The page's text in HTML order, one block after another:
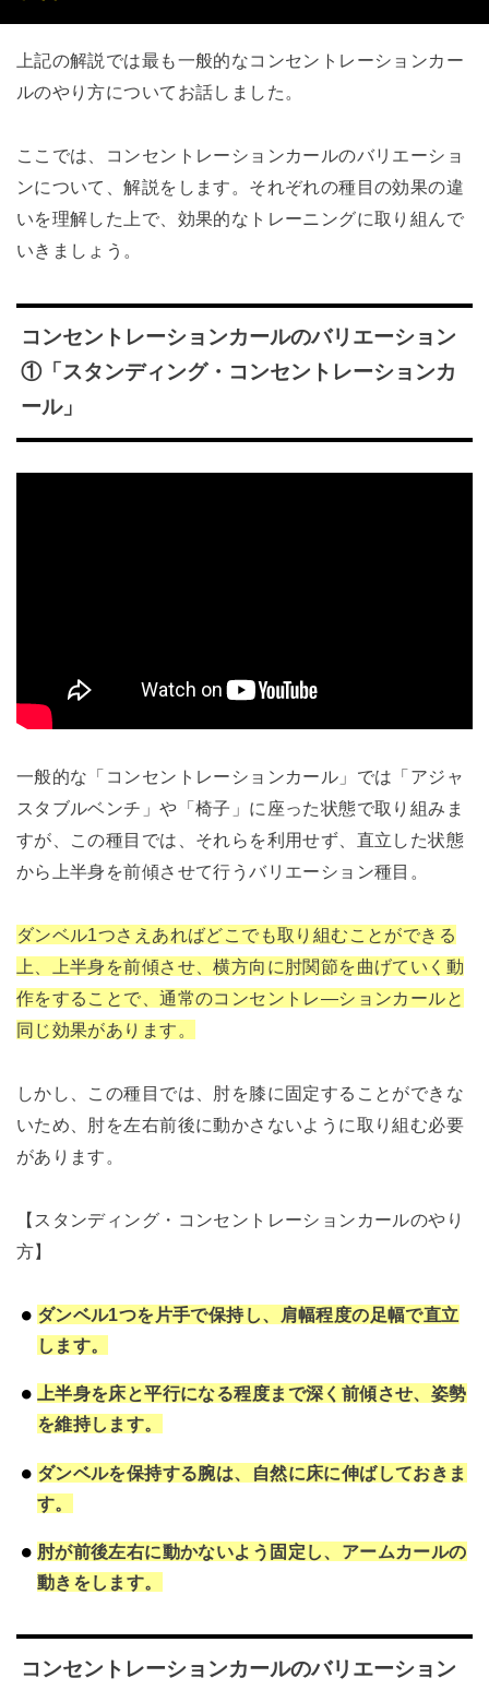
上記の解説では最も一般的なコンセントレーションカー
ルのやり方についてお話しました。
ここでは、コンセントレーションカールのバリエーショ
ンについて、解説をします。それぞれの種目の効果の違
いを理解した上で、効果的なトレーニングに取り組んで
いきましょう。
コンセントレーションカールのバリエーション
①「スタンディング・コンセントレーションカ
ール」
一般的な「コンセントレーションカール」では「アジャ
スタブルベンチ」や「椅子」に座った状態で取り組みま
すが、この種目では、それらを利用せず、直立した状態
から上半身を前傾させて行うバリエーション種目。
ダンベル1つさえあればどこでも取り組むことができる
上、上半身を前傾させ、横方向に肘関節を曲げていく動
作をすることで、通常のコンセントレ―ションカールと
同じ効果があります。
しかし、この種目では、肘を膝に固定することができな
いため、肘を左右前後に動かさないように取り組む必要
があります。
【スタンディング・コンセントレーションカールのやり
方】
ダンベル1つを片手で保持し、肩幅程度の足幅で直立
します。
上半身を床と平行になる程度まで深く前傾させ、姿勢
を維持します。
ダンベルを保持する腕は、自然に床に伸ばしておきま
す。
肘が前後左右に動かないよう固定し、アームカールの
動きをします。
コンセントレーションカールのバリエーション